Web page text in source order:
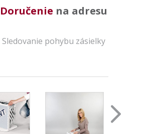
Doručenie na adresu
Sledovanie pohybu zásielky